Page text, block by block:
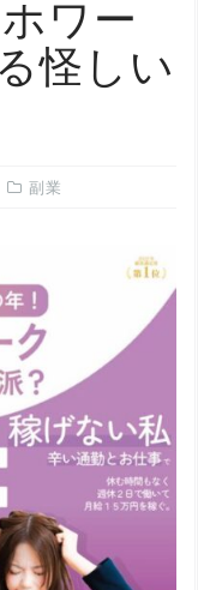
ワー
怪しい
副業